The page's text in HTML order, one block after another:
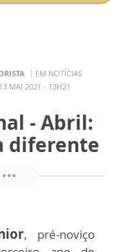
EM NOTÍCIAS
MAI 2021 - 13H21
- Abril:
diferente
, pré-noviço